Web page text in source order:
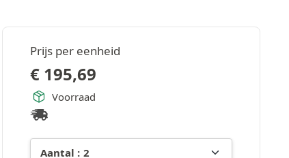
Prijs per eenheid
€ 195,69
Voorraad